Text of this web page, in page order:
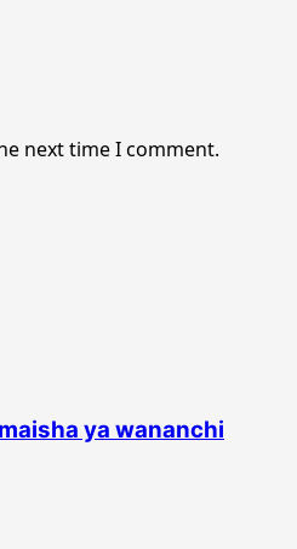
next time I comment.
ya wananchi